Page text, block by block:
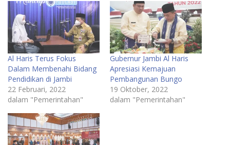
Al Haris Terus Fokus
Dalam Membenahi Bidang
Pendidikan di Jambi
22 Februari, 2022
dalam "Pemerintahan"
Gubernur Jambi Al Haris
Apresiasi Kemajuan
Pembangunan Bungo
19 Oktober, 2022
dalam "Pemerintahan"